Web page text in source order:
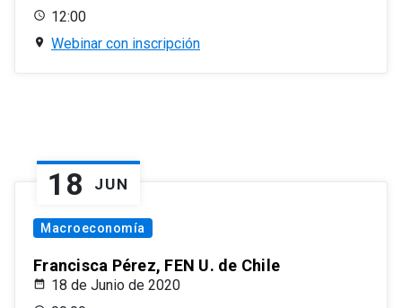
12:00
Webinar con inscripción
18 JUN
Macroeconomía
Francisca Pérez, FEN U. de Chile
18 de Junio de 2020